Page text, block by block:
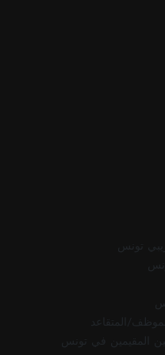
تونس
المتقاعد
المقيمين في تونس